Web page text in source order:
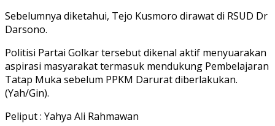
Sebelumnya diketahui, Tejo Kusmoro dirawat di RSUD Dr
Darsono.
Politisi Partai Golkar tersebut dikenal aktif menyuarakan
aspirasi masyarakat termasuk mendukung Pembelajaran
Tatap Muka sebelum PPKM Darurat diberlakukan.
(Yah/Gin).
Peliput : Yahya Ali Rahmawan